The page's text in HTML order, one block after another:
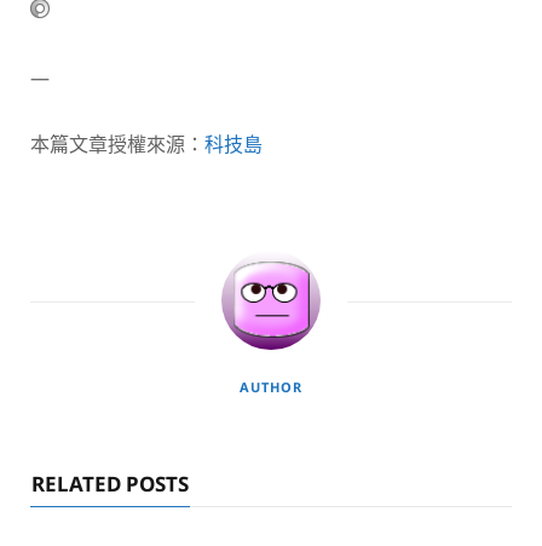
—
本篇文章授權來源： 科技島
AUTHOR
RELATED POSTS